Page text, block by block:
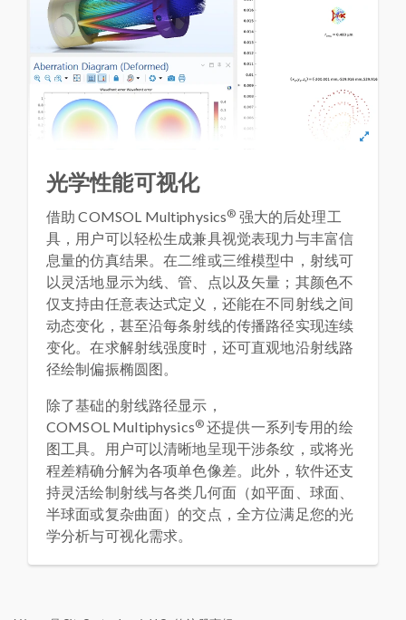
光学性能可视化
借助 COMSOL Multiphysics® 强大的后处理工
具，用户可以轻松生成兼具视觉表现力与丰富信
息量的仿真结果。在二维或三维模型中，射线可
以灵活地显示为线、管、点以及矢量；其颜色不
仅支持由任意表达式定义，还能在不同射线之间
动态变化，甚至沿每条射线的传播路径实现连续
变化。在求解射线强度时，还可直观地沿射线路
径绘制偏振椭圆图。
除了基础的射线路径显示，
COMSOL Multiphysics® 还提供一系列专用的绘
图工具。用户可以清晰地呈现干涉条纹，或将光
程差精确分解为各项单色像差。此外，软件还支
持灵活绘制射线与各类几何面（如平面、球面、
半球面或复杂曲面）的交点，全方位满足您的光
学分析与可视化需求。